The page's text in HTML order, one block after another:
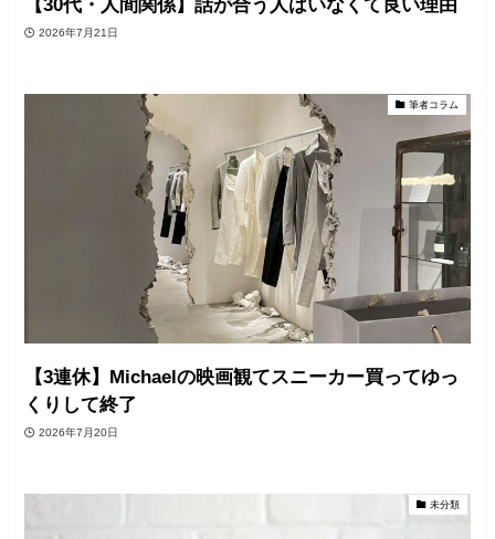
【30代・人間関係】話が合う人はいなくて良い理由
2026年7月21日
筆者コラム
【3連休】Michaelの映画観てスニーカー買ってゆっ
くりして終了
2026年7月20日
未分類